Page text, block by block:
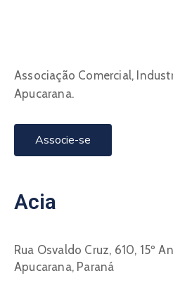
Associação Comercial,
Apucarana.
Associe-se
Acia
Rua Osvaldo Cruz, 610, 15º
Apucarana, Paraná